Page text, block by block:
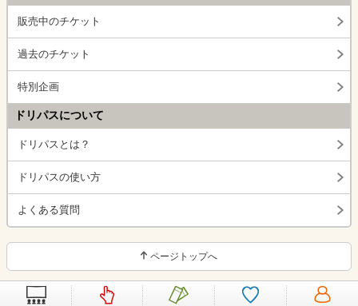
販売中のチケット
過去のチケット
特別企画
ドリパスについて
ドリパスとは？
ドリパスの使い方
よくある質問
ページトップへ